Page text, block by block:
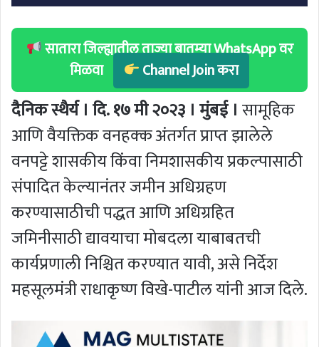
सातारा जिल्ह्यातील ताज्या बातम्या WhatsApp वर
मिळवा
Channel Join करा
दैनिक स्थैर्य । दि. १७ मी २०२३ । मुंबई । सामूहिक
आणि वैयक्तिक वनहक्क अंतर्गत प्राप्त झालेले
वनपट्टे शासकीय किंवा निमशासकीय प्रकल्पासाठी
संपादित केल्यानंतर जमीन अधिग्रहण
करण्यासाठीची पद्धत आणि अधिग्रहित
जमिनीसाठी द्यावयाचा मोबदला याबाबतची
कार्यप्रणाली निश्चित करण्यात यावी, असे निर्देश
महसूलमंत्री राधाकृष्ण विखे-पाटील यांनी आज दिले.